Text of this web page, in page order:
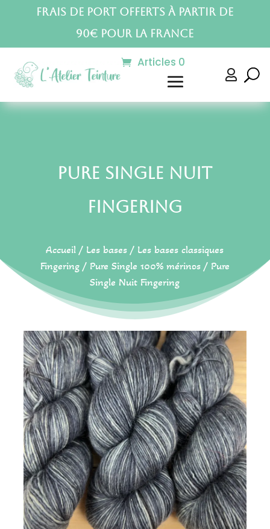
Frais de port offerts à partir de
90€ pour la France
Articles 0

Pure Single Nuit
Fingering
Accueil / Les bases / Les bases classiques
Fingering/ Pure Single 100% mérinos/ Pure
Single Nuit Fingering